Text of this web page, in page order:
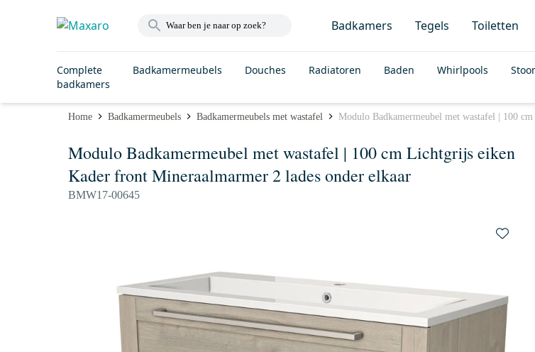
Badkamers Tegels Toiletten
Complete
badkamers
Badkamermeubels Douches Radiatoren Baden Whirlpools
Home Badkamermeubels Badkamermeubels met wastafel Modulo Badkamermeubel met wastafel | 100
Modulo Badkamermeubel met wastafel | 100 cm Lichtgrijs eiken
Kader front Mineraalmarmer 2 lades onder elkaar
BMW17-00645